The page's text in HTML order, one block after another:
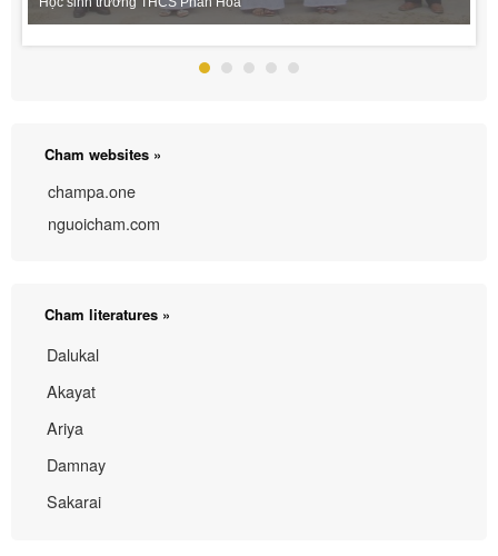
Cham websites »
champa.one
nguoicham.com
Cham literatures »
Dalukal
Akayat
Ariya
Damnay
Sakarai